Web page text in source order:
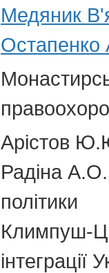
Медяник
Остапенко
Арістов
Радіна А.О.
політики
Климпуш-